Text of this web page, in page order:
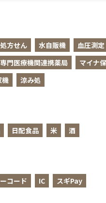
方せん 水自販機 血圧測定
専門医療機関連携薬局 マイナ
機
涼み処
日配食品 米 酒
コード IC スギPay